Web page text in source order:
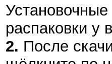
распаковки у
2. После